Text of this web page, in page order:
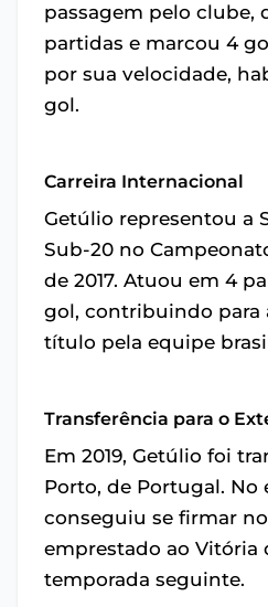
passagem pelo clube,
partidas e marcou 4
por sua velocidade,
gol.
Carreira Internacional
Getúlio representou a
Sub-20 no
de 2017. Atuou em 4
gol, contribuindo para
título pela equipe
Transferência para o
Em 2019, Getúlio foi
Porto, de Portugal. No
conseguiu se firmar
emprestado ao Vitória
temporada seguinte.